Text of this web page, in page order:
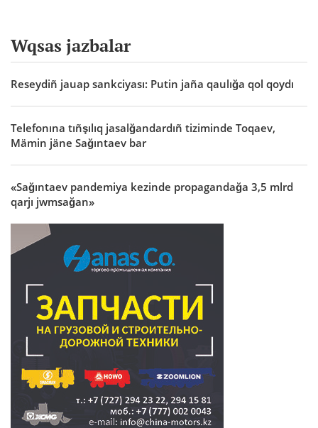
Wqsas jazbalar
Reseydiñ jauap sankciyası: Putin jaña qaulığa qol qoydı
Telefonına tıñşılıq jasalğandardıñ tiziminde Toqaev,
Mämin jäne Sağıntaev bar
«Sağıntaev pandemiya kezinde propagandağa 3,5 mlrd
qarjı jwmsağan»